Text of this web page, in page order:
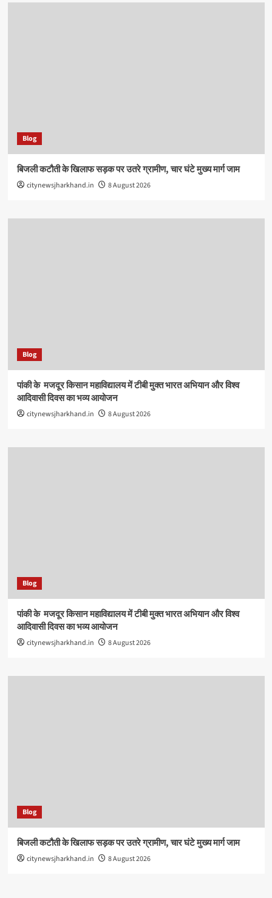
Blog
बिजली कटौती के खिलाफ सड़क पर उतरे ग्रामीण, चार घंटे मुख्य मार्ग जाम
citynewsjharkhand.in 8 August 2026
Blog
पांकी के ​ मजदूर किसान महाविद्यालय में टीबी मुक्त भारत अभियान और विश्व
आदिवासी दिवस का भव्य आयोजन
citynewsjharkhand.in 8 August 2026
Blog
पांकी के ​ मजदूर किसान महाविद्यालय में टीबी मुक्त भारत अभियान और विश्व
आदिवासी दिवस का भव्य आयोजन
citynewsjharkhand.in 8 August 2026
Blog
बिजली कटौती के खिलाफ सड़क पर उतरे ग्रामीण, चार घंटे मुख्य मार्ग जाम
citynewsjharkhand.in 8 August 2026